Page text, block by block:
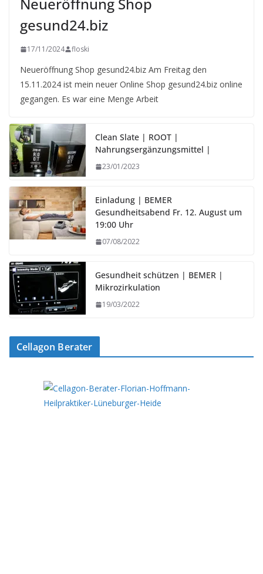
Neueröffnung Shop
gesund24.biz
17/11/2024 floski
Neueröffnung Shop gesund24.biz Am Freitag den
15.11.2024 ist mein neuer Online Shop gesund24.biz online
gegangen. Es war eine Menge Arbeit
Clean Slate | ROOT |
Nahrungsergänzungsmittel |
23/01/2023
Einladung | BEMER
Gesundheitsabend Fr. 12. August um
19:00 Uhr
07/08/2022
Gesundheit schützen | BEMER |
Mikrozirkulation
19/03/2022
Cellagon Berater